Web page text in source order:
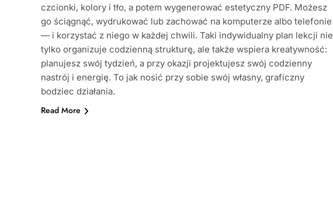
czcionki, kolory i tło, a potem wygenerować estetyczny PDF. Możesz
go ściągnąć, wydrukować lub zachować na komputerze albo telefonie
— i korzystać z niego w każdej chwili. Taki indywidualny plan lekcji nie
tylko organizuje codzienną strukturę, ale także wspiera kreatywność:
planujesz swój tydzień, a przy okazji projektujesz swój codzienny
nastrój i energię. To jak nosić przy sobie swój własny, graficzny
bodziec działania.
Read More